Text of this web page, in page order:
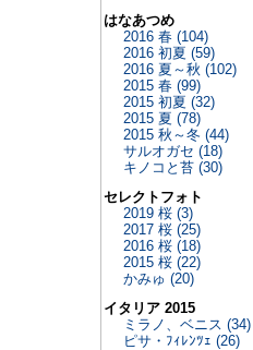
はなあつめ
2016 春 (104)
2016 初夏 (59)
2016 夏～秋 (102)
2015 春 (99)
2015 初夏 (32)
2015 夏 (78)
2015 秋～冬 (44)
サルオガセ (18)
キノコと苔 (30)
セレクトフォト
2019 桜 (3)
2017 桜 (25)
2016 桜 (18)
2015 桜 (22)
かみゅ (20)
イタリア 2015
ミラノ、ベニス (34)
ピサ・ﾌｨﾚﾝﾂｪ (26)